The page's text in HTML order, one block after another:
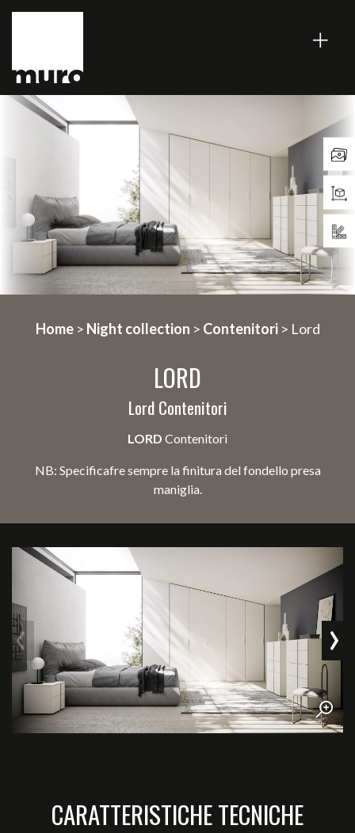
Home> Night collection > Contenitori> Lord
LORD
Lord Contenitori
LORD Contenitori
NB: Specificafre sempre la finitura del fondello presa
maniglia.
‹ ›
CARATTERISTICHE TECNICHE